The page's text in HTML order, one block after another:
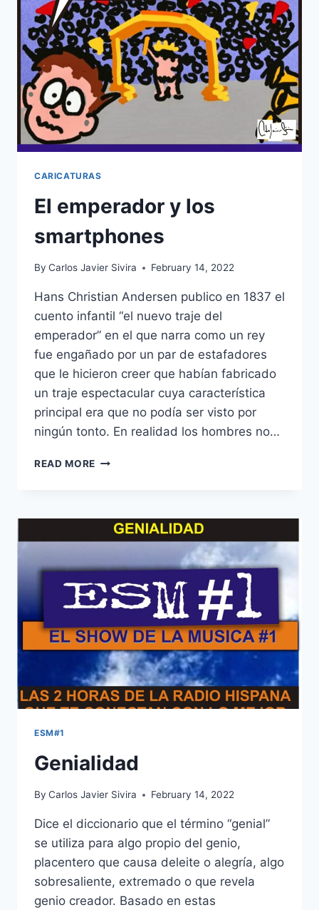
CARICATURAS
El emperador y los
smartphones
By Carlos Javier Sivira February 14, 2022
Hans Christian Andersen publico en 1837 el
cuento infantil “el nuevo traje del
emperador” en el que narra como un rey
fue engañado por un par de estafadores
que le hicieron creer que habían fabricado
un traje espectacular cuya característica
principal era que no podía ser visto por
ningún tonto. En realidad los hombres no…
READ MORE
SMARTPHONES
ESM#1
Genialidad
By Carlos Javier Sivira February 14, 2022
Dice el diccionario que el término “genial”
se utiliza para algo propio del genio,
placentero que causa deleite o alegría, algo
sobresaliente, extremado o que revela
genio creador. Basado en estas